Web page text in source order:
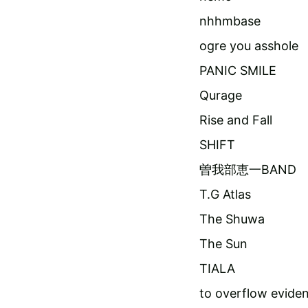
nhhmbase
ogre you asshole
PANIC SMILE
Qurage
Rise and Fall
SHIFT
曽我部恵一BAND
T.G Atlas
The Shuwa
The Sun
TIALA
to overflow